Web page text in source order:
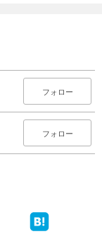
フォロー
フォロー